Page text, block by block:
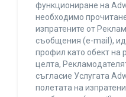
функциониране на
необходимо
изпратените от
съобщения (e-mail),
профил като обект на
целта,
съгласие Услугата
полетата на